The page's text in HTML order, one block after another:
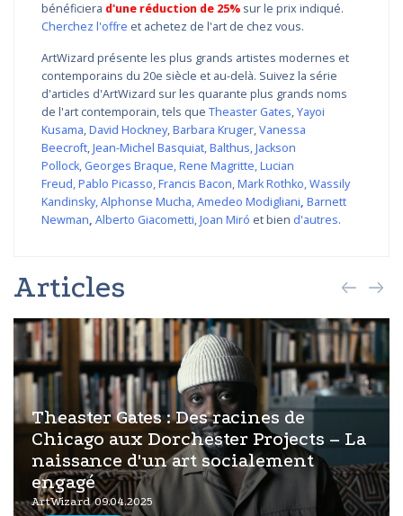
bénéficiera d'une réduction de 25% sur le prix indiqué.
Cherchez l'offre et achetez de l'art de chez vous.
ArtWizard présente les plus grands artistes modernes et
contemporains du 20e siècle et au-delà. Suivez la série
d'articles d'ArtWizard sur les quarante plus grands noms
de l'art contemporain, tels que Theaster Gates,Yayoi
Kusama,David Hockney,Barbara Kruger,Vanessa
Beecroft,Jean-Michel Basquiat,Balthus,Jackson
Pollock, Georges Braque,Rene Magritte,Lucian
Freud,Pablo Picasso,Francis Bacon,Mark Rothko,Wassily
Kandinsky,Alphonse Mucha,Amedeo Modigliani, Barnett
Newman, Alberto Giacometti,Joan Miró et bien d'autres.
Articles
Theaster Gates : Des racines de
Chicago aux Dorchester Projects – La
naissance d'un art socialement
engagé
ArtWizard 09.04.2025